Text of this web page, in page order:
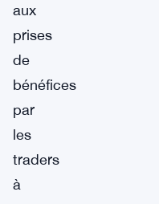
aux
prises
de
bénéfices
par
les
traders
à